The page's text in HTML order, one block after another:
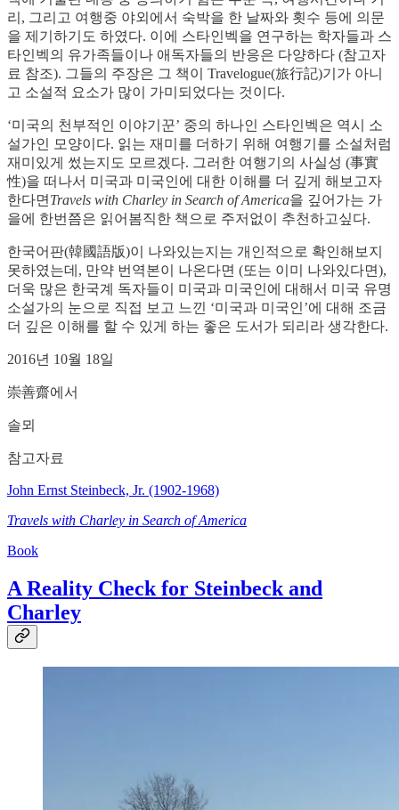
리, 그리고 여행중 야외에서 숙박을 한 날짜와 횟수 등에 의문
을 제기하기도 하였다. 이에 스타인벡을 연구하는 학자들과 스
타인벡의 유가족들이나 애독자들의 반응은 다양하다 (참고자
료 참조). 그들의 주장은 그 책이 Travelogue(旅行記)기가 아니
고 소설적 요소가 많이 가미되었다는 것이다.
‘미국의 천부적인 이야기꾼’ 중의 하나인 스타인벡은 역시 소
설가인 모양이다. 읽는 재미를 더하기 위해 여행기를 소설처럼
재미있게 썼는지도 모르겠다. 그러한 여행기의 사실성 (事實
性)을 떠나서 미국과 미국인에 대한 이해를 더 깊게 해보고자
한다면 Travels with Charley in Search of America을 깊어가는 가
을에 한번쯤은 읽어봄직한 책으로 주저없이 추천하고싶다.
한국어판(韓國語版)이 나와있는지는 개인적으로 확인해보지
못하였는데, 만약 번역본이 나온다면 (또는 이미 나와있다면),
더욱 많은 한국계 독자들이 미국과 미국인에 대해서 미국 유명
소설가의 눈으로 직접 보고 느낀 ‘미국과 미국인’에 대해 조금
더 깊은 이해를 할 수 있게 하는 좋은 도서가 되리라 생각한다.
2016년 10월 18일
崇善齋에서
솔뫼
참고자료
John Ernst Steinbeck, Jr. (1902-1968)
Travels with Charley in Search of America
Book
A Reality Check for Steinbeck and
Charley